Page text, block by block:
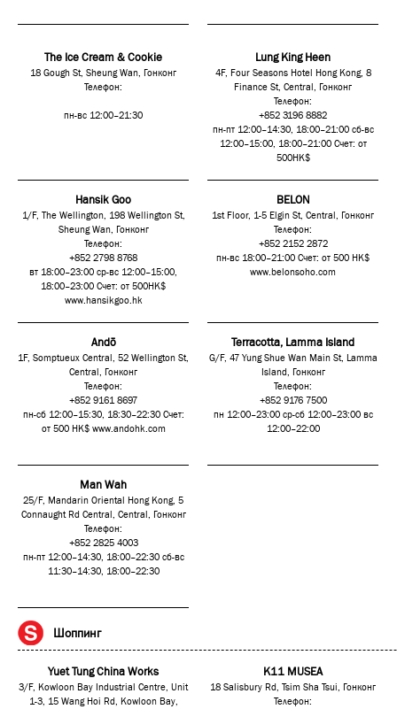
The Ice Cream & Cookie
18 Gough St, Sheung Wan, Гонконг
Телефон:
пн-вс 12:00–21:30
Lung King Heen
4F, Four Seasons Hotel Hong Kong, 8
Finance St, Central, Гонконг
Телефон:
+852 3196 8882
пн-пт 12:00–14:30, 18:00–21:00 сб-вс
12:00–15:00, 18:00–21:00 Счет: от
500HK$
Hansik Goo
1/F, The Wellington, 198 Wellington St,
Sheung Wan, Гонконг
Телефон:
+852 2798 8768
вт 18:00–23:00 ср-вс 12:00–15:00,
18:00–23:00 Счет: от 500HK$
www.hansikgoo.hk
BELON
1st Floor, 1-5 Elgin St, Central, Гонконг
Телефон:
+852 2152 2872
пн-вс 18:00–21:00 Счет: от 500 HK$
www.belonsoho.com
Andō
1F, Somptueux Central, 52 Wellington St,
Central, Гонконг
Телефон:
+852 9161 8697
пн-сб 12:00–15:30, 18:30–22:30 Счет:
от 500 HK$ www.andohk.com
Terracotta, Lamma Island
G/F, 47 Yung Shue Wan Main St, Lamma
Island, Гонконг
Телефон:
+852 9176 7500
пн 12:00–23:00 ср-сб 12:00–23:00 вс
12:00–22:00
Man Wah
25/F, Mandarin Oriental Hong Kong, 5
Connaught Rd Central, Central, Гонконг
Телефон:
+852 2825 4003
пн-пт 12:00–14:30, 18:00–22:30 сб-вс
11:30–14:30, 18:00–22:30
Шоппинг
Yuet Tung China Works
3/F, Kowloon Bay Industrial Centre, Unit
1-3, 15 Wang Hoi Rd, Kowloon Bay,
K11 MUSEA
18 Salisbury Rd, Tsim Sha Tsui, Гонконг
Телефон: